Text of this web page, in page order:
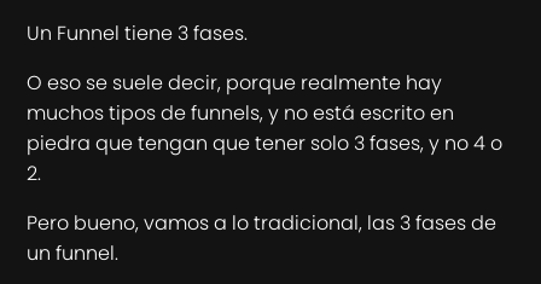
Un Funnel tiene 3 fases.
O eso se suele decir, porque realmente hay
muchos tipos de funnels, y no está escrito en
piedra que tengan que tener solo 3 fases, y no 4 o
2.
Pero bueno, vamos a lo tradicional, las 3 fases de
un funnel.